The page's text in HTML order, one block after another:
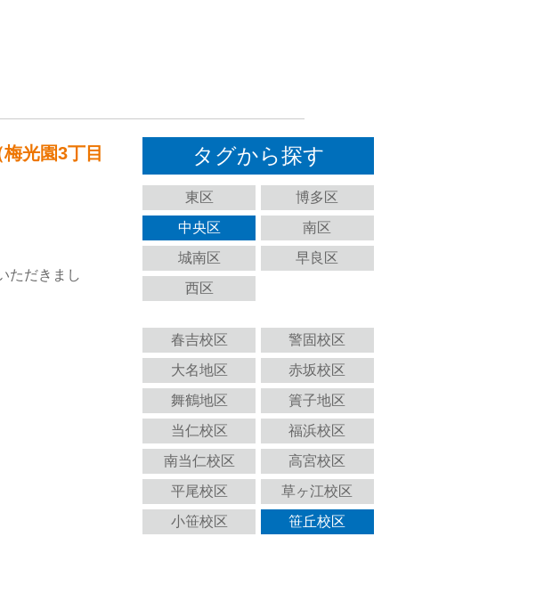
タグから探す
東区
博多区
中央区
南区
城南区
早良区
西区
春吉校区
警固校区
大名地区
赤坂校区
舞鶴地区
簀子地区
当仁校区
福浜校区
南当仁校区
高宮校区
平尾校区
草ヶ江校区
小笹校区
笹丘校区
光園3丁目
ただきまし